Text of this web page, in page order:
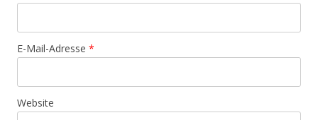
E-Mail-Adresse *
Website